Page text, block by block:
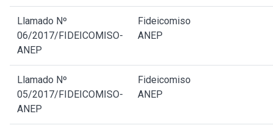
Llamado Nº
06/2017/FIDEICOMISO-
ANEP
Fideicomiso
ANEP
Llamado Nº
05/2017/FIDEICOMISO-
ANEP
Fideicomiso
ANEP